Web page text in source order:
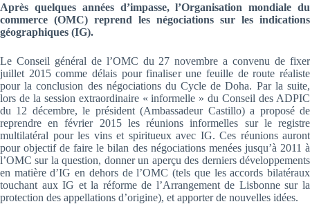
Après quelques années d’impasse, l’Organisation mondiale du
commerce (OMC) reprend les négociations sur les indications
géographiques (IG).
Le Conseil général de l’OMC du 27 novembre a convenu de fixer
juillet 2015 comme délais pour finaliser une feuille de route réaliste
pour la conclusion des négociations du Cycle de Doha. Par la suite,
lors de la session extraordinaire « informelle » du Conseil des ADPIC
du 12 décembre, le président (Ambassadeur Castillo) a proposé de
reprendre en février 2015 les réunions informelles sur le registre
multilatéral pour les vins et spiritueux avec IG. Ces réunions auront
pour objectif de faire le bilan des négociations menées jusqu’à 2011 à
l’OMC sur la question, donner un aperçu des derniers développements
en matière d’IG en dehors de l’OMC (tels que les accords bilatéraux
touchant aux IG et la réforme de l’Arrangement de Lisbonne sur la
protection des appellations d’origine), et apporter de nouvelles idées.